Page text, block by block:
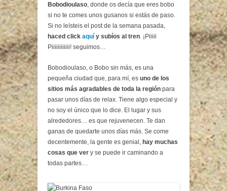
Bobodioulaso , donde os decía que eres bobo
si no te comes unos gusanos si estás de paso.
Si no leísteis el post de la semana pasada,
haced click aquí y subíos al tren . ¡Piiiii
Piiiiiiiiiiii! seguimos…
Bobodioulaso, o Bobo sin más, es una
pequeña ciudad que, para mí, es uno de los
sitios más agradables de toda la región para
pasar unos días de relax. Tiene algo especial y
no soy el único que lo dice. El lugar y sus
alrededores… es que rejuvenecen. Te dan
ganas de quedarte unos días más. Se come
decentemente, la gente es genial, hay muchas
cosas que ver y se puede ir caminando a
todas partes…